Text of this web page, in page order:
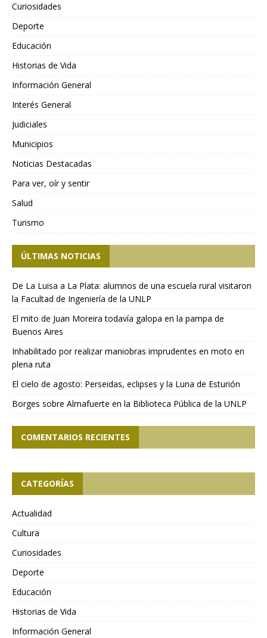
Curiosidades
Deporte
Educación
Historias de Vida
Información General
Interés General
Judiciales
Municipios
Noticias Destacadas
Para ver, oír y sentir
Salud
Turismo
ÚLTIMAS NOTICIAS
De La Luisa a La Plata: alumnos de una escuela rural visitaron
la Facultad de Ingeniería de la UNLP
El mito de Juan Moreira todavía galopa en la pampa de
Buenos Aires
Inhabilitado por realizar maniobras imprudentes en moto en
plena ruta
El cielo de agosto: Perseidas, eclipses y la Luna de Esturión
Borges sobre Almafuerte en la Biblioteca Pública de la UNLP
COMENTARIOS RECIENTES
CATEGORÍAS
Actualidad
Cultura
Curiosidades
Deporte
Educación
Historias de Vida
Información General